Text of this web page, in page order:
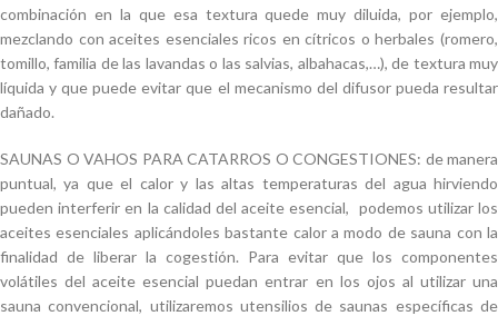
combinación en la que esa textura quede muy diluida, por ejemplo,
mezclando con aceites esenciales ricos en cítricos o herbales (romero,
tomillo, familia de las lavandas o las salvias, albahacas,…), de textura muy
líquida y que puede evitar que el mecanismo del difusor pueda resultar
dañado.
SAUNAS O VAHOS PARA CATARROS O CONGESTIONES: de manera
puntual, ya que el calor y las altas temperaturas del agua hirviendo
pueden interferir en la calidad del aceite esencial, podemos utilizar los
aceites esenciales aplicándoles bastante calor a modo de sauna con la
finalidad de liberar la cogestión. Para evitar que los componentes
volátiles del aceite esencial puedan entrar en los ojos al utilizar una
sauna convencional, utilizaremos utensilios de saunas específicas de